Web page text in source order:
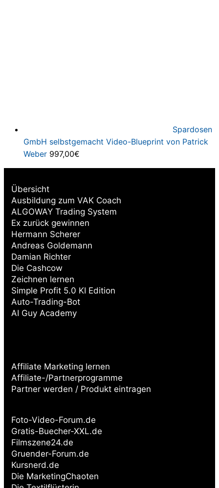
Spardosen
GmbH selbstgemacht Video-Blueprint von Patrick
Weber 997,00€
Übersicht
Ausbildung zum VAK Coach
ALGOWAY Trading System
Ex zurück gewinnen
Hermann Scherer
Andreas Goldemann
Damian Richter
Die Cashcow
Zeichnen lernen
Simple Profit 5.0 KI Edition
Auto-Trading-Bot
AI Guy Academy
Affiliate Marketing lernen
Affiliate-/Partnerprogramme
Partner werden / Produkt eintragen
Foto-Video-Forum.de
Gratis-Buecher-XXL.de
Filmszene24.de
Gruender-Forum.de
Kursnerd.de
Die MarketingChaoten